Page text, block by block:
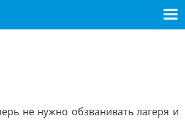
не нужно обзванивать лагеря и